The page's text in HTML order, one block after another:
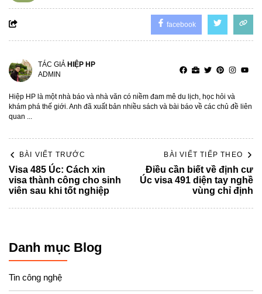
facebook
TÁC GIẢ HIỆP HP
ADMIN
Hiệp HP là một nhà báo và nhà văn có niềm đam mê du lịch, học hỏi và
khám phá thế giới. Anh đã xuất bản nhiều sách và bài báo về các chủ đề liên
quan ...
BÀI VIẾT TRƯỚC
Visa 485 Úc: Cách xin
visa thành công cho sinh
viên sau khi tốt nghiệp
BÀI VIẾT TIẾP THEO
Điều cần biết về định cư
Úc visa 491 diện tay nghề
vùng chỉ định
Danh mục Blog
Tin công nghệ